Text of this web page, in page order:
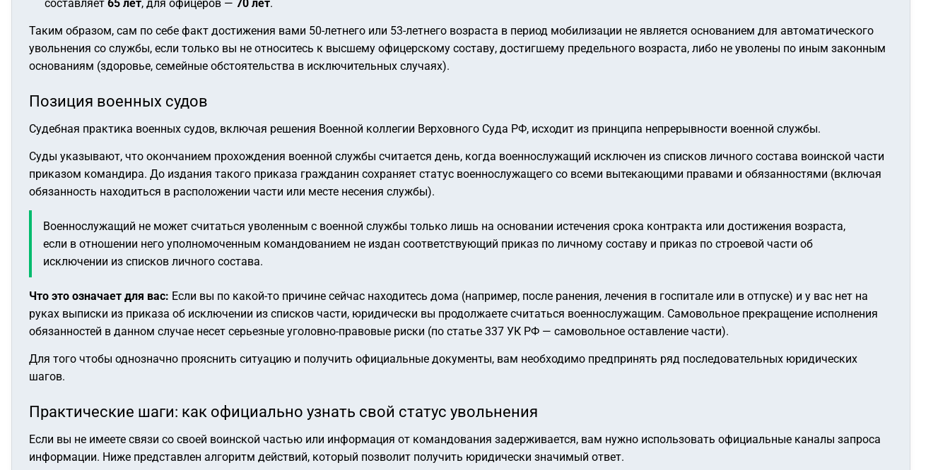
составляет 65 лет, для офицеров — 70 лет.
Таким образом, сам по себе факт достижения вами 50-летнего или 53-летнего возраста в период мобилизации не является основанием для автоматического
увольнения со службы, если только вы не относитесь к высшему офицерскому составу, достигшему предельного возраста, либо не уволены по иным законным
основаниям (здоровье, семейные обстоятельства в исключительных случаях).
Позиция военных судов
Судебная практика военных судов, включая решения Военной коллегии Верховного Суда РФ, исходит из принципа непрерывности военной службы.
Суды указывают, что окончанием прохождения военной службы считается день, когда военнослужащий исключен из списков личного состава воинской части
приказом командира. До издания такого приказа гражданин сохраняет статус военнослужащего со всеми вытекающими правами и обязанностями (включая
обязанность находиться в расположении части или месте несения службы).
Военнослужащий не может считаться уволенным с военной службы только лишь на основании истечения срока контракта или достижения возраста,
если в отношении него уполномоченным командованием не издан соответствующий приказ по личному составу и приказ по строевой части об
исключении из списков личного состава.
Что это означает для вас: Если вы по какой-то причине сейчас находитесь дома (например, после ранения, лечения в госпитале или в отпуске) и у вас нет на
руках выписки из приказа об исключении из списков части, юридически вы продолжаете считаться военнослужащим. Самовольное прекращение исполнения
обязанностей в данном случае несет серьезные уголовно-правовые риски (по статье 337 УК РФ — самовольное оставление части).
Для того чтобы однозначно прояснить ситуацию и получить официальные документы, вам необходимо предпринять ряд последовательных юридических
шагов.
Практические шаги: как официально узнать свой статус увольнения
Если вы не имеете связи со своей воинской частью или информация от командования задерживается, вам нужно использовать официальные каналы запроса
информации. Ниже представлен алгоритм действий, который позволит получить юридически значимый ответ.